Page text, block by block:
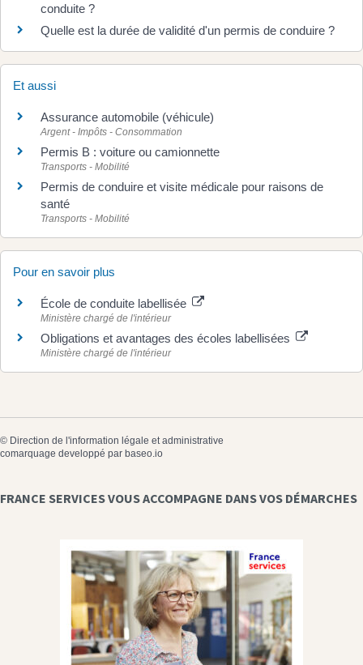
conduite ?
Quelle est la durée de validité d'un permis de conduire ?
Et aussi
Assurance automobile (véhicule)
Argent - Impôts - Consommation
Permis B : voiture ou camionnette
Transports - Mobilité
Permis de conduire et visite médicale pour raisons de
santé
Transports - Mobilité
Pour en savoir plus
École de conduite labellisée
Ministère chargé de l'intérieur
Obligations et avantages des écoles labellisées
Ministère chargé de l'intérieur
© Direction de l'information légale et administrative
comarquage developpé par baseo.io
FRANCE SERVICES VOUS ACCOMPAGNE DANS VOS DÉMARCHES